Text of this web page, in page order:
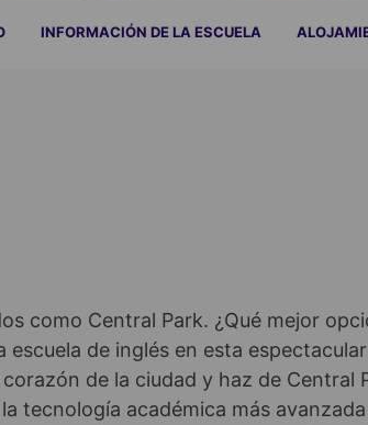
INFORMACIÓN DE LA ESCUELA
como Central Park. ¿Qué mejor
de inglés en esta
de la ciudad y haz de Central
tecnología académica más